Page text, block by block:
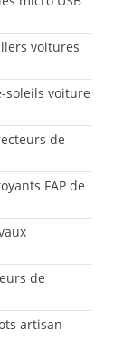
voitures
soleils voiture
de
FAP de
de
artisan